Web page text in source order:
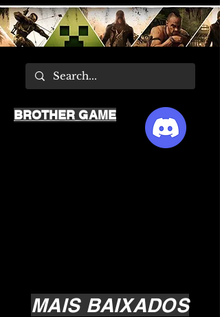
MAIS BAIXADOS
BROTHER GAME